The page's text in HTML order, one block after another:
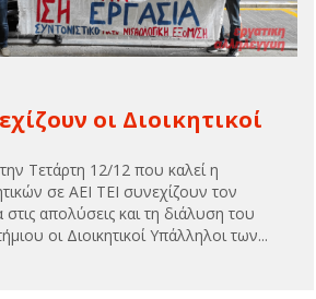
οι Διοικητικοί
Τετάρτη 12/12 που καλεί η
σε ΑΕΙ ΤΕΙ συνεχίζουν τον
απολύσεις και τη διάλυση του
οι Διοικητικοί Υπάλληλοι των...